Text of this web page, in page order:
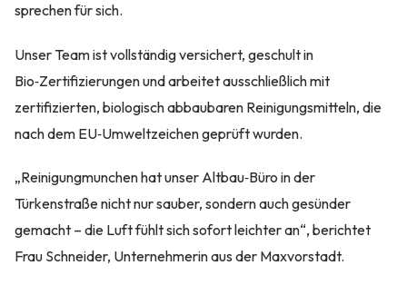
sprechen für sich.
Unser Team ist vollständig versichert, geschult in
Bio‑Zertifizierungen und arbeitet ausschließlich mit
zertifizierten, biologisch abbaubaren Reinigungsmitteln, die
nach dem EU‑Umweltzeichen geprüft wurden.
„Reinigungmunchen hat unser Altbau‑Büro in der
Türkenstraße nicht nur sauber, sondern auch gesünder
gemacht – die Luft fühlt sich sofort leichter an“, berichtet
Frau Schneider, Unternehmerin aus der Maxvorstadt.